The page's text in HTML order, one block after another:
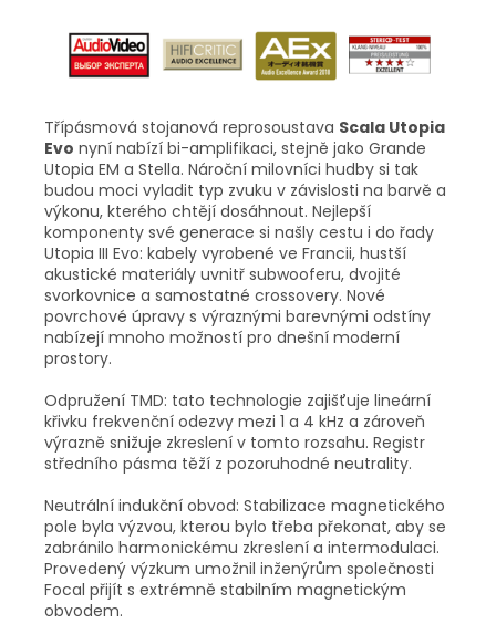
Třípásmová stojanová reprosoustava Scala Utopia
Evo nyní nabízí bi-amplifikaci, stejně jako Grande
Utopia EM a Stella. Nároční milovníci hudby si tak
budou moci vyladit typ zvuku v závislosti na barvě a
výkonu, kterého chtějí dosáhnout. Nejlepší
komponenty své generace si našly cestu i do řady
Utopia III Evo: kabely vyrobené ve Francii, hustší
akustické materiály uvnitř subwooferu, dvojité
svorkovnice a samostatné crossovery. Nové
povrchové úpravy s výraznými barevnými odstíny
nabízejí mnoho možností pro dnešní moderní
prostory.
Odpružení TMD: tato technologie zajišťuje lineární
křivku frekvenční odezvy mezi 1 a 4 kHz a zároveň
výrazně snižuje zkreslení v tomto rozsahu. Registr
středního pásma těží z pozoruhodné neutrality.
Neutrální indukční obvod: Stabilizace magnetického
pole byla výzvou, kterou bylo třeba překonat, aby se
zabránilo harmonickému zkreslení a intermodulaci.
Provedený výzkum umožnil inženýrům společnosti
Focal přijít s extrémně stabilním magnetickým
obvodem.